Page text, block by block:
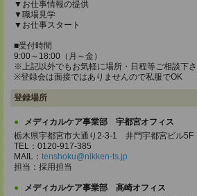
▼お仕事情報の提供
▼職場見学
▼お仕事スタート
■受付時間
9:00～18:00（月～金）
※上記以外でもお気軽に場所・日程等ご相談下
※登録会は面接ではありませんので私服でOK
登録場所
メディカルケア事業部 宇都宮オフィス
栃木県宇都宮市大通り2-3-1 井門宇都宮ビル5F
TEL：0120-917-385
MAIL： tenshoku@nikken-ts.jp
担当：採用担当
メディカルケア事業部 高崎オフィス